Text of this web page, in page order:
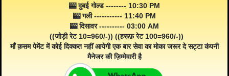
🎰 दुबई गोल्ड -------- 10:30 PM
🎰 गली ----------- 11:40 PM
🎰 दिसावर ---------- 03:00 AM
((जोड़ी रेट 10=960/-)) ((हरूफ़ रेट 100=960/-))
माँ क़सम पेमेंट में कोई दिक्कत नहीं आयेगी एक बार सेवा का मोका जरूर दे सट्टा कंपनी
मैनेजर की ज़िम्मेवारी है